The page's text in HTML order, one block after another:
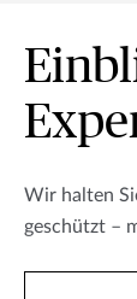
Wir halten
geschützt –